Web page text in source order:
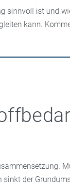
sinnvoll ist und
kann.
der